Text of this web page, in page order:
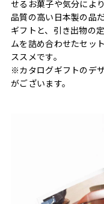
せるお菓子や気分によ
品質の高い日本製の品
ギフトと、引き出物の
ムを詰め合わせたセッ
ススメです。
※カタログギフトのデ
がございます。